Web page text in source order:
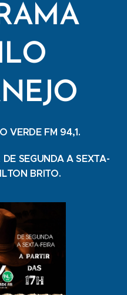
VERDE FM 94,1.
SEGUNDA A SEXTA-
BRITO.